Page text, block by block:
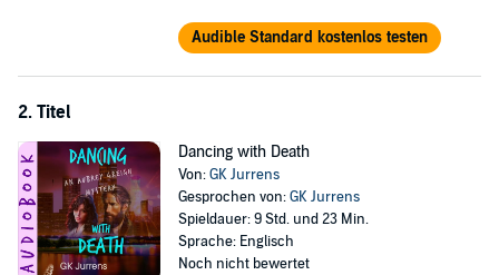
©2022 GK Jurrens (P)2023 GK Jurrens
Audible Standard kostenlos testen
2. Titel
Dancing with Death
Von:GK Jurrens
Gesprochen von:GK Jurrens
Spieldauer: 9 Std. und 23 Min.
Sprache: Englisch
Noch nicht bewertet